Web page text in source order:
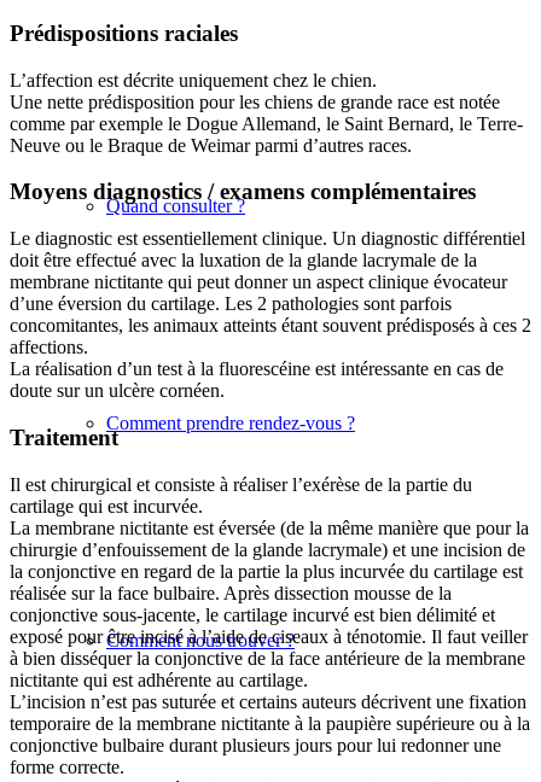
Quand consulter ?
Comment prendre rendez-vous ?
Comment nous trouver ?
Prédispositions raciales
L’affection est décrite uniquement chez le chien.
Une nette prédisposition pour les chiens de grande race est notée
comme par exemple le Dogue Allemand, le Saint Bernard, le Terre-
Neuve ou le Braque de Weimar parmi d’autres races.
Moyens diagnostics / examens complémentaires
Le diagnostic est essentiellement clinique. Un diagnostic différentiel
doit être effectué avec la luxation de la glande lacrymale de la
membrane nictitante qui peut donner un aspect clinique évocateur
d’une éversion du cartilage. Les 2 pathologies sont parfois
concomitantes, les animaux atteints étant souvent prédisposés à ces 2
affections.
La réalisation d’un test à la fluorescéine est intéressante en cas de
doute sur un ulcère cornéen.
Traitement
Il est chirurgical et consiste à réaliser l’exérèse de la partie du
cartilage qui est incurvée.
La membrane nictitante est éversée (de la même manière que pour la
chirurgie d’enfouissement de la glande lacrymale) et une incision de
la conjonctive en regard de la partie la plus incurvée du cartilage est
réalisée sur la face bulbaire. Après dissection mousse de la
conjonctive sous-jacente, le cartilage incurvé est bien délimité et
exposé pour être incisé à l’aide de ciseaux à ténotomie. Il faut veiller
à bien disséquer la conjonctive de la face antérieure de la membrane
nictitante qui est adhérente au cartilage.
L’incision n’est pas suturée et certains auteurs décrivent une fixation
temporaire de la membrane nictitante à la paupière supérieure ou à la
conjonctive bulbaire durant plusieurs jours pour lui redonner une
forme correcte.